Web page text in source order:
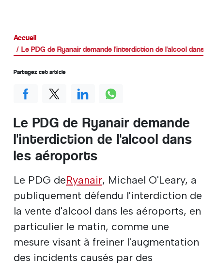
Accueil
Le PDG de Ryanair demande l'interdiction de l'alcool dans
Le PDG de Ryanair demande
l'interdiction de l'alcool dans
les aéroports
Le PDG deRyanair, Michael O'Leary, a
publiquement défendu l'interdiction de
la vente d'alcool dans les aéroports, en
particulier le matin, comme une
mesure visant à freiner l'augmentation
des incidents causés par des
Partagez cet article